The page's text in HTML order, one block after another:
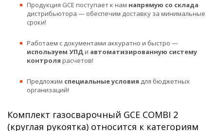
Продукция GCE поступает к нам напрямую со склада
дистрибьютора — обеспечим доставку за минимальные
сроки!
Работаем с документами аккуратно и быстро —
используем УПДи автоматизированную систему
контроля расчетов!
Предложим специальные условия для бюджетных
организаций!
Комплект газосварочный GCE COMBI 2
(круглая рукоятка) относится к категориям